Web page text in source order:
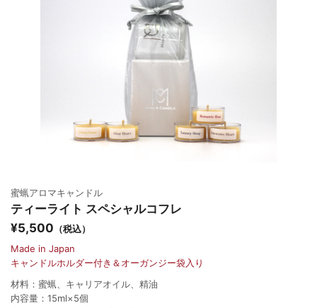
蜜蝋アロマキャンドル
ティーライト スペシャルコフレ
¥5,500 （税込）
Made in Japan
キャンドルホルダー付き＆オーガンジー袋入り
材料：蜜蝋、キャリアオイル、精油
内容量：15ml×5個